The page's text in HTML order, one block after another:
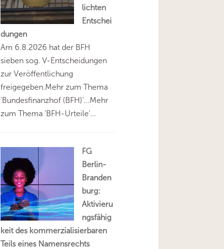
lichten
Entschei
dungen
Am 6.8.2026 hat der BFH
sieben sog. V-Entscheidungen
zur Veröffentlichung
freigegeben.Mehr zum Thema
'Bundesfinanzhof (BFH)'...Mehr
zum Thema 'BFH-Urteile'...
FG
Berlin-
Branden
burg:
Aktivieru
ngsfähig
keit des kommerzialisierbaren
Teils eines Namensrechts